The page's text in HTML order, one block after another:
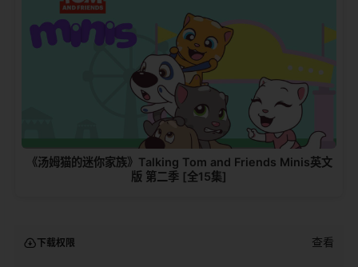
《汤姆猫的迷你家族》Talking Tom and Friends Minis英文
版 第二季 [全15集]
下载权限 查看